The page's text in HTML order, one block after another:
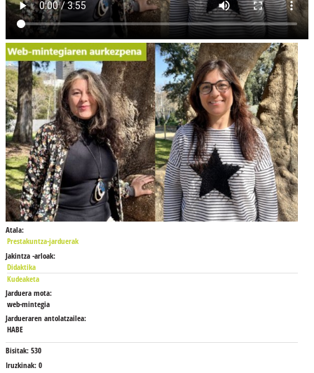
Atala:
Prestakuntza-jarduerak
Jakintza -arloak:
Didaktika
Kudeaketa
Jarduera mota:
web-mintegia
Jardueraren antolatzailea:
HABE
Bisitak: 530
Iruzkinak: 0